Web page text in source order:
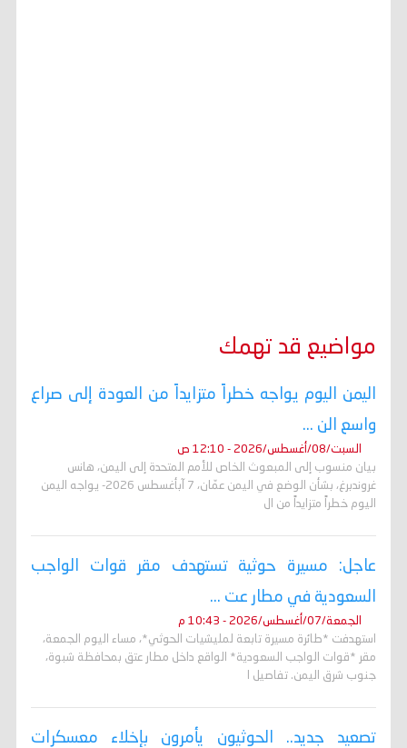
مواضيع قد تهمك
اليمن اليوم يواجه خطراً متزايداً من العودة إلى صراع
واسع الن ...
السبت/08/أغسطس/2026 - 12:10 ص
بيان منسوب إلى المبعوث الخاص للأمم المتحدة إلى اليمن، هانس
غروندبرغ، بشأن الوضع في اليمن عمّان، 7 آبأغسطس 2026- يواجه اليمن
اليوم خطراً متزايداً من ال
عاجل: مسيرة حوثية تستهدف مقر قوات الواجب
السعودية في مطار عت ...
الجمعة/07/أغسطس/2026 - 10:43 م
استهدفت *طائرة مسيرة تابعة لمليشيات الحوثي*، مساء اليوم الجمعة،
مقر *قوات الواجب السعودية* الواقع داخل مطار عتق بمحافظة شبوة،
جنوب شرق اليمن. تفاصيل ا
تصعيد جديد.. الحوثيون يأمرون بإخلاء معسكرات